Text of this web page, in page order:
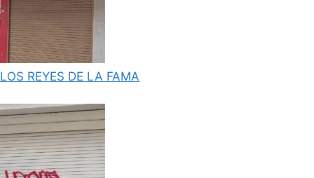
LOS REYES DE LA FAMA